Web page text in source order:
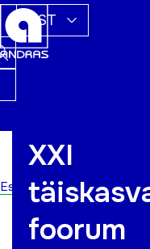
EST
Esileht
XXI
foorum
Täiskasvanud õppija
toimuvXXI
erinevatest
koolitamisele